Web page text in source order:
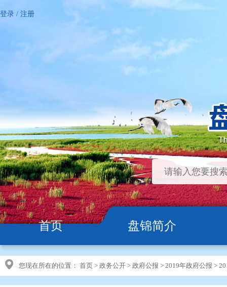
登录 / 注册
首页 盘锦简介
您现在所在的位置： 首页 > 政务公开 > 政府公报 > 2019年政府公报 >